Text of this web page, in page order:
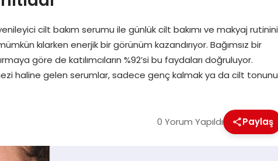
cilt bakım serumu ile günlük cilt bakımı ve makyaj rutinini
kılarken enerjik bir görünüm kazandırıyor. Bağımsız bir
göre de katılımcıların %92’si bu faydaları doğruluyor.
haline gelen serumlar, sadece genç kalmak ya da cilt tonunu
0 Yorum Yapıldı Paylaş